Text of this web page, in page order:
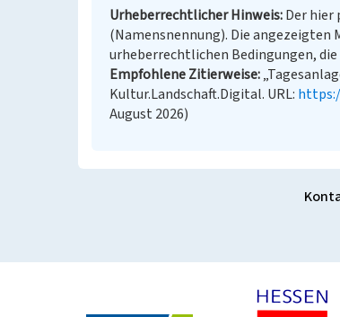
Urheberrechtlicher Hinweis Der
(Namensnennung). Die
urheberrechtlichen Bedingungen, die
Empfohlene Zitierweise
Kultur.Landschaft.Digital. URL:
August 2026)